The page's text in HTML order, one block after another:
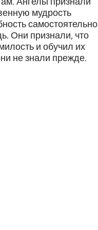
мудрость
самостоятельно
Они признали, что
и обучил их
не знали прежде.